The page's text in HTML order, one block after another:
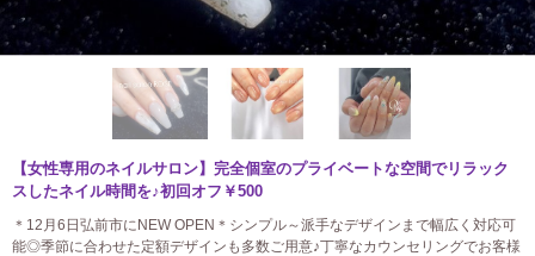
【女性専用のネイルサロン】完全個室のプライベートな空間でリラック
スしたネイル時間を♪初回オフ￥500
＊12月6日弘前市にNEW OPEN＊シンプル～派手なデザインまで幅広く対応可
能◎季節に合わせた定額デザインも多数ご用意♪丁寧なカウンセリングでお客様